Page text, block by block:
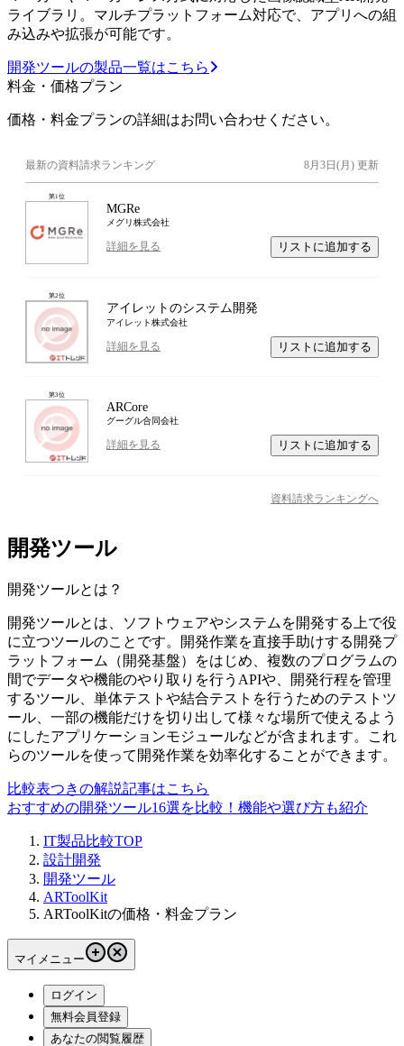
ライブラリ。マルチプラットフォーム対応で、アプリへの組
み込みや拡張が可能です。
開発ツールの製品一覧はこちら
料金・価格プラン
価格・料金プランの詳細はお問い合わせください。
最新の資料請求ランキング 8月3日(月) 更新
第1位
MGRe
メグリ株式会社
詳細を見る リストに追加する
第2位
アイレットのシステム開発
アイレット株式会社
詳細を見る リストに追加する
第3位
ARCore
グーグル合同会社
詳細を見る リストに追加する
資料請求ランキングへ
開発ツール
開発ツールとは？
開発ツールとは、ソフトウェアやシステムを開発する上で役
に立つツールのことです。開発作業を直接手助けする開発プ
ラットフォーム（開発基盤）をはじめ、複数のプログラムの
間でデータや機能のやり取りを行うAPIや、開発行程を管理
するツール、単体テストや結合テストを行うためのテストツ
ール、一部の機能だけを切り出して様々な場所で使えるよう
にしたアプリケーションモジュールなどが含まれます。これ
らのツールを使って開発作業を効率化することができます。
比較表つきの解説記事はこちら
おすすめの開発ツール16選を比較！機能や選び方も紹介
IT製品比較TOP
設計開発
開発ツール
ARToolKit
ARToolKitの価格・料金プラン
マイメニュー
ログイン
無料会員登録
あなたの閲覧履歴